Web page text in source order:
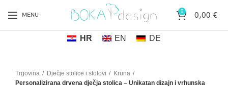
MENU 0 0,00 €
HR EN DE
Trgovina Dječje stolice i stolovi
Kruna
Personalizirana drvena dječja stolica – Unikatan dizajn i vrhunska